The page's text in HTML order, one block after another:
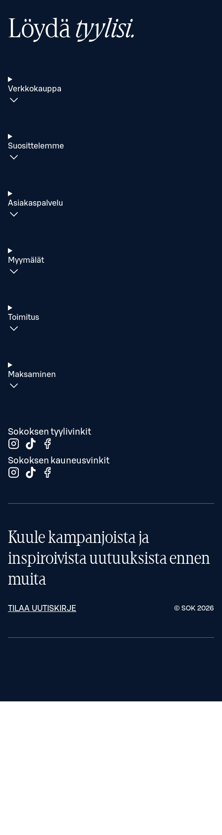
Löydätyylisi.
Verkkokauppa
Suosittelemme
Asiakaspalvelu
Myymälät
Toimitus
Maksaminen
Sokoksen tyylivinkit
Sokoksen kauneusvinkit
Kuule kampanjoista ja
inspiroivista uutuuksista ennen
muita
TILAA UUTISKIRJE © SOK 2026